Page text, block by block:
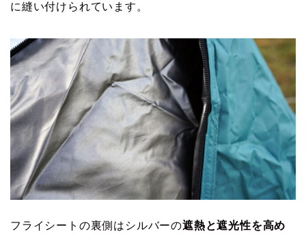
に縫い付けられています。
フライシートの裏側はシルバーの遮熱と遮光性を高め